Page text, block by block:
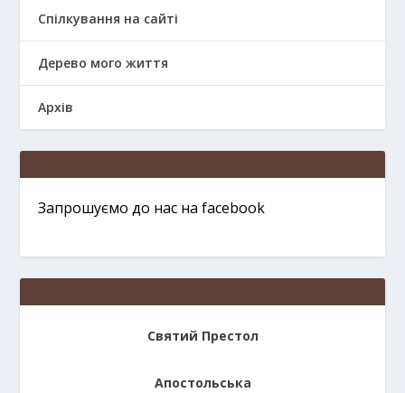
Спілкування на сайті
Дерево мого життя
Архів
Запрошуємо до нас на facebook
Святий Престол
Апостольська